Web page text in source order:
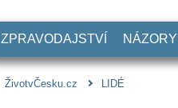
ZPRAVODAJSTVÍ
ŽivotvČesku.cz LIDÉ